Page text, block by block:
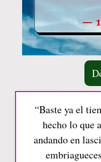
“Baste ya el
hecho lo que
andando en